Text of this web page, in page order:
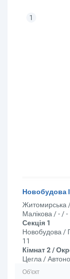
1
Новобудова
Житомирська
Малікова / - / -
Секція 1
Новобудова /
11
Кімнат 2 /
Цегла /
Об’єкт